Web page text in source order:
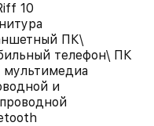
10
ПК\
телефон\ ПК
мультимедиа
и